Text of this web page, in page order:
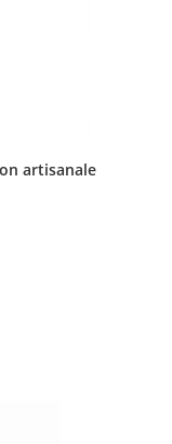
artisanale